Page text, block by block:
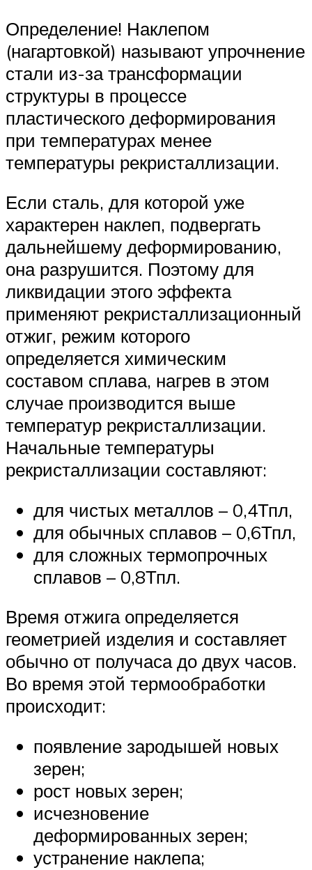
Определение! Наклепом
(нагартовкой) называют упрочнение
стали из-за трансформации
структуры в процессе
пластического деформирования
при температурах менее
температуры рекристаллизации.
Если сталь, для которой уже
характерен наклеп, подвергать
дальнейшему деформированию,
она разрушится. Поэтому для
ликвидации этого эффекта
применяют рекристаллизационный
отжиг, режим которого
определяется химическим
составом сплава, нагрев в этом
случае производится выше
температур рекристаллизации.
Начальные температуры
рекристаллизации составляют:
для чистых металлов – 0,4Тпл,
для обычных сплавов – 0,6Тпл,
для сложных термопрочных
сплавов – 0,8Тпл.
Время отжига определяется
геометрией изделия и составляет
обычно от получаса до двух часов.
Во время этой термообработки
происходит:
появление зародышей новых
зерен;
рост новых зерен;
исчезновение
деформированных зерен;
устранение наклепа;